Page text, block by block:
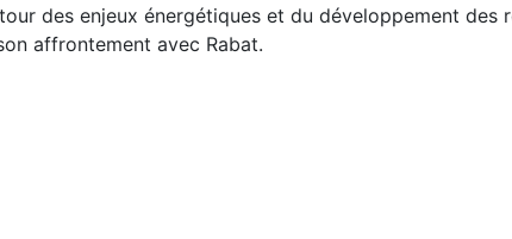
des enjeux énergétiques et du développement des
affrontement avec Rabat.